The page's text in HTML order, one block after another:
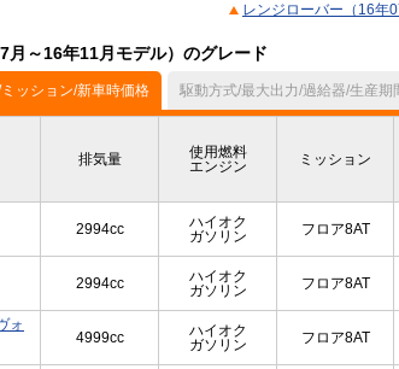
レンジローバー（16年
月～16年11月モデル）のグレード
ッション/新車時価格 駆動方式/最大出力/過給器/生産期
排気量
使用燃料
エンジン
ミッション
2994cc
ハイオク
ガソリン
フロア8AT
2994cc
ハイオク
ガソリン
フロア8AT
ォ
4999cc
ハイオク
ガソリン
フロア8AT